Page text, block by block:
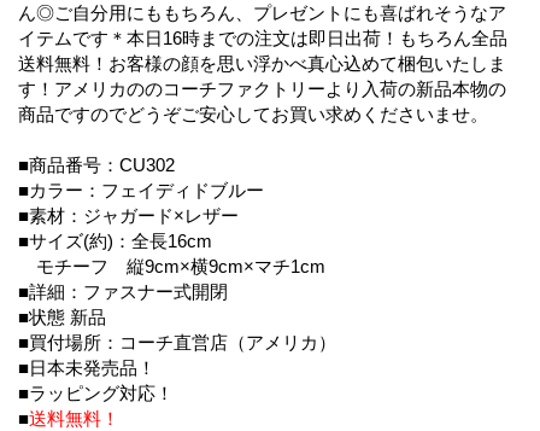
ん◎ご自分用にももちろん、プレゼントにも喜ばれそうなア
イテムです＊本日16時までの注文は即日出荷！もちろん全品
送料無料！お客様の顔を思い浮かべ真心込めて梱包いたしま
す！アメリカののコーチファクトリーより入荷の新品本物の
商品ですのでどうぞご安心してお買い求めくださいませ。
■商品番号：CU302
■カラー：フェイディドブルー
■素材：ジャガード×レザー
■サイズ(約)：全長16cm
モチーフ 縦9cm×横9cm×マチ1cm
■詳細：ファスナー式開閉
■状態 新品
■買付場所：コーチ直営店（アメリカ）
■日本未発売品！
■ラッピング対応！
■送料無料！